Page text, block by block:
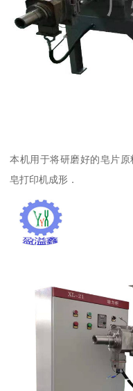
本机用于将研磨好的皂片
皂打印机成形．